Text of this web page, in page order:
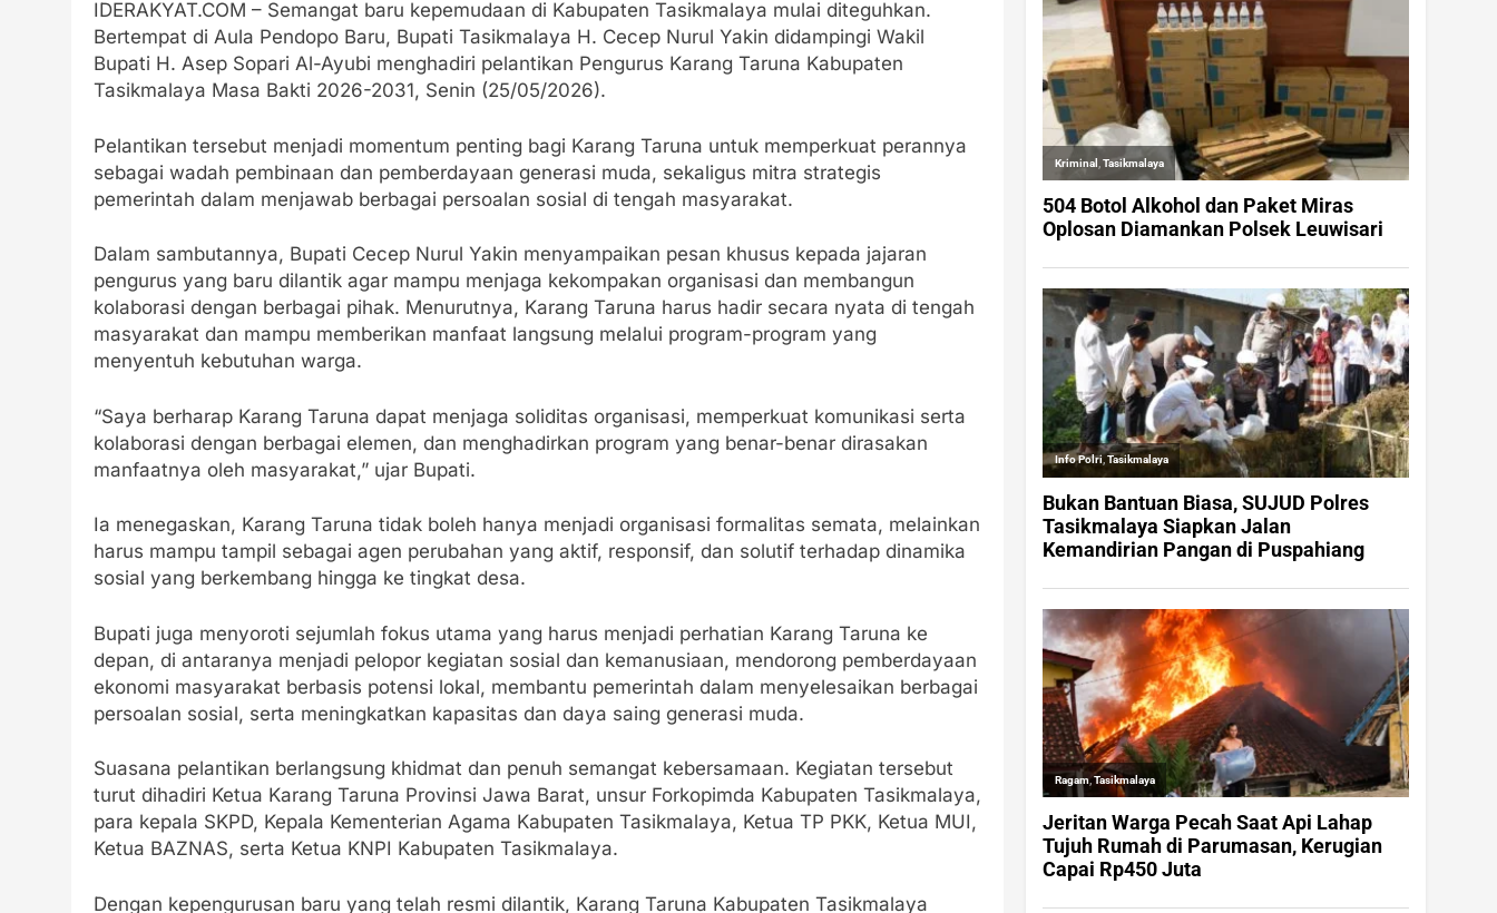
IDERAKYAT.COM – Semangat baru kepemudaan di Kabupaten Tasikmalaya mulai diteguhkan.
Bertempat di Aula Pendopo Baru, Bupati Tasikmalaya H. Cecep Nurul Yakin didampingi Wakil
Bupati H. Asep Sopari Al-Ayubi menghadiri pelantikan Pengurus Karang Taruna Kabupaten
Tasikmalaya Masa Bakti 2026-2031, Senin (25/05/2026).
Pelantikan tersebut menjadi momentum penting bagi Karang Taruna untuk memperkuat perannya
sebagai wadah pembinaan dan pemberdayaan generasi muda, sekaligus mitra strategis
pemerintah dalam menjawab berbagai persoalan sosial di tengah masyarakat.
Dalam sambutannya, Bupati Cecep Nurul Yakin menyampaikan pesan khusus kepada jajaran
pengurus yang baru dilantik agar mampu menjaga kekompakan organisasi dan membangun
kolaborasi dengan berbagai pihak. Menurutnya, Karang Taruna harus hadir secara nyata di tengah
masyarakat dan mampu memberikan manfaat langsung melalui program-program yang
menyentuh kebutuhan warga.
“Saya berharap Karang Taruna dapat menjaga soliditas organisasi, memperkuat komunikasi serta
kolaborasi dengan berbagai elemen, dan menghadirkan program yang benar-benar dirasakan
manfaatnya oleh masyarakat,” ujar Bupati.
Ia menegaskan, Karang Taruna tidak boleh hanya menjadi organisasi formalitas semata, melainkan
harus mampu tampil sebagai agen perubahan yang aktif, responsif, dan solutif terhadap dinamika
sosial yang berkembang hingga ke tingkat desa.
Bupati juga menyoroti sejumlah fokus utama yang harus menjadi perhatian Karang Taruna ke
depan, di antaranya menjadi pelopor kegiatan sosial dan kemanusiaan, mendorong pemberdayaan
ekonomi masyarakat berbasis potensi lokal, membantu pemerintah dalam menyelesaikan berbagai
persoalan sosial, serta meningkatkan kapasitas dan daya saing generasi muda.
Suasana pelantikan berlangsung khidmat dan penuh semangat kebersamaan. Kegiatan tersebut
turut dihadiri Ketua Karang Taruna Provinsi Jawa Barat, unsur Forkopimda Kabupaten Tasikmalaya,
para kepala SKPD, Kepala Kementerian Agama Kabupaten Tasikmalaya, Ketua TP PKK, Ketua MUI,
Ketua BAZNAS, serta Ketua KNPI Kabupaten Tasikmalaya.
Dengan kepengurusan baru yang telah resmi dilantik, Karang Taruna Kabupaten Tasikmalaya